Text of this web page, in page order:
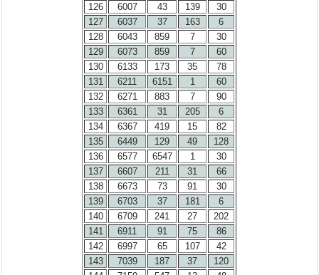
126
6007 43 139
30
127
6037 37 163
6
128
6043 859 7
30
129
6073 859 7
60
130
6133 173 35
78
131
6211 6151 1
60
132
6271 883 7
90
133
6361 31 205
6
134
6367 419 15
82
135
6449 129 49
128
136
6577 6547 1
30
137
6607 211 31
66
138
6673 73 91
30
139
6703 37 181
6
140
6709 241 27
202
141
6911 91 75
86
142
6997 65 107
42
143
7039 187 37
120